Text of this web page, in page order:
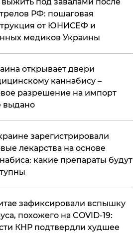
РФ: пошаговая
от ЮНИСЕФ и
медиков Украины
открывает двери
каннабису –
разрешение на импорт
выдано
зарегистрировали
лекарства на основе
какие препараты будут
зафиксировали вспышку
похожего на COVID-19:
КНР подтвердли худшее